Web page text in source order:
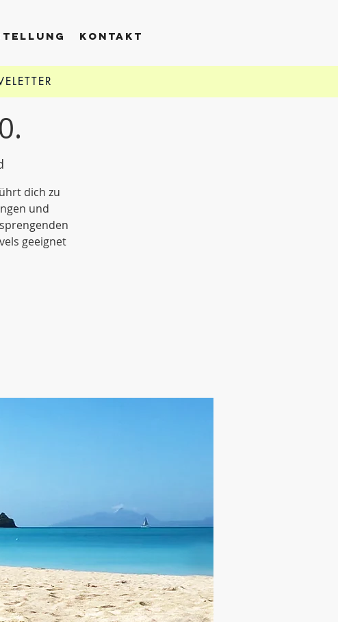
KONTAKT
dich zu
und
geeignet